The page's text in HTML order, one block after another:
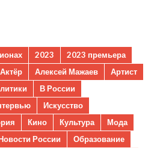
2023
2023 премьера
Актёр Алексей Мажаев
Артист
В России
Искусство
Кино Культура
Мода
России
Образование